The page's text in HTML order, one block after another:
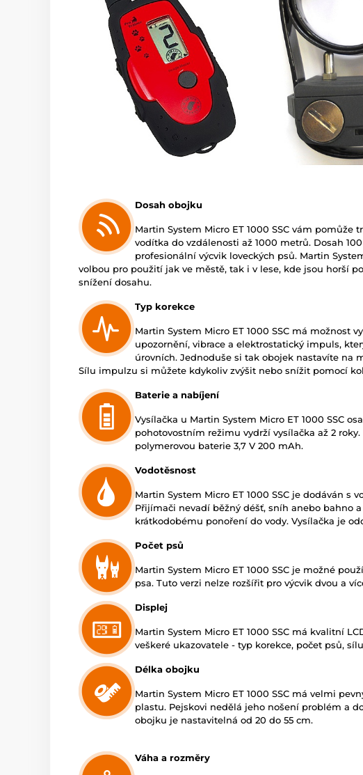
Dosah obojku
Martin System Micro ET 1000 SSC vám pomůže
vodítka do vzdálenosti až 1000 metrů. Dosah
profesionální výcvik loveckých psů. Martin
volbou pro použití jak ve městě, tak i v lese, kde jsou horší
snížení dosahu.
Typ korekce
Martin System Micro ET 1000 SSC má možnost
upozornění, vibrace a elektrostatický impuls,
úrovních. Jednoduše si tak obojek nastavíte na
Sílu impulzu si můžete kdykoliv zvýšit nebo snížit pomocí
Baterie a nabíjení
Vysílačka u Martin System Micro ET 1000 SSC
pohotovostním režimu vydrží vysílačka až 2
polymerovou baterie 3,7 V 200 mAh.
Vodotěsnost
Martin System Micro ET 1000 SSC je dodáván s
Přijímači nevadí běžný déšť, sníh anebo bahno
krátkodobému ponoření do vody. Vysílačka je
Počet psů
Martin System Micro ET 1000 SSC je možné
psa. Tuto verzi nelze rozšířit pro výcvik dvou a
Displej
Martin System Micro ET 1000 SSC má kvalitní
veškeré ukazovatele - typ korekce, počet psů,
Délka obojku
Martin System Micro ET 1000 SSC má velmi
plastu. Pejskovi nedělá jeho nošení problém a
obojku je nastavitelná od 20 do 55 cm.
Váha a rozměry